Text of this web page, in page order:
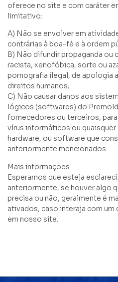
oferece no site e com caráter
limitativo:
A) Não se envolver em
contrárias à boa-fé e à ordem
B) Não difundir propaganda ou
racista, xenofóbica, sorte ou
pornografia ilegal, de apologia
direitos humanos;
C) Não causar danos aos
lógicos (softwares) do
fornecedores ou terceiros,
vírus informáticos ou
hardware, ou software que
anteriormente mencionados.
Mais informações
Esperamos que esteja
anteriormente, se houver algo
precisa ou não, geralmente é
ativados, caso interaja com um
em nosso site.